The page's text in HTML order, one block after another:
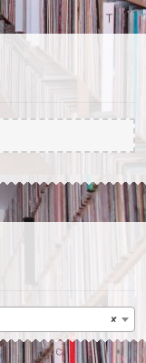
×